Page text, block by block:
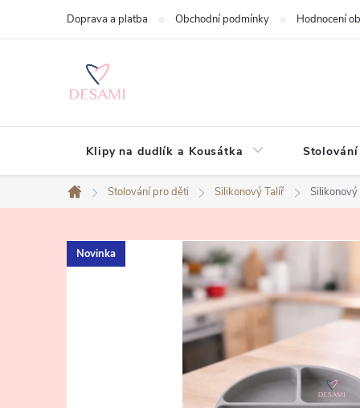
Doprava a platba Obchodní podmínky Hodnocení
Klipy na dudlík a Kousátka
Domů
Stolování pro děti Silikonový Talíř
Novinka